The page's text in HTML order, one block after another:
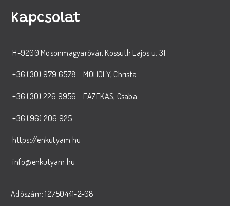
Kapcsolat
H-9200 Mosonmagyaróvár, Kossuth Lajos u. 31.
+36 (30) 979 6578 – MÖHÖLY, Christa
+36 (30) 226 9956 – FAZEKAS, Csaba
+36 (96) 206 925
https://enkutyam.hu
info@enkutyam.hu
Adószám: 12750441-2-08